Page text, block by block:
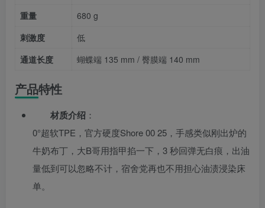
重量
680 g
刺激度
低
通道长度
蝴蝶端 135 mm / 臀膜端 140 mm
产品特性
材质介绍 ：
0°超软TPE，官方硬度Shore 00 25，手感类似刚出炉的
牛奶布丁，大B哥用指甲掐一下，3 秒回弹无白痕，出油
量低到可以忽略不计，宿舍党再也不用担心油渍浸染床
单。